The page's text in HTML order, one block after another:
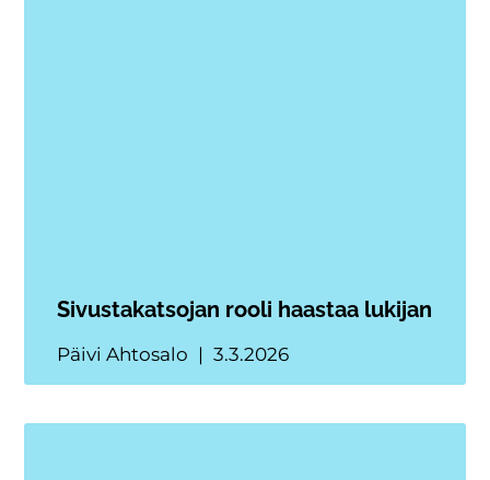
Sivustakatsojan rooli haastaa lukijan
Päivi Ahtosalo 3.3.2026